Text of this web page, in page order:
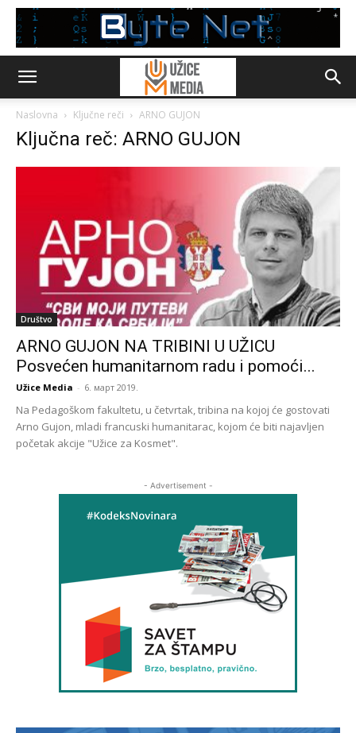
Naslovna Ključne reči ARNO GUJON
Ključna reč: ARNO GUJON
Društvo
ARNO GUJON NA TRIBINI U UŽICU
Posvećen humanitarnom radu i pomoći...
Užice Media - 6. март 2019.
Na Pedagoškom fakultetu, u četvrtak, tribina na kojoj će gostovati
Arno Gujon, mladi francuski humanitarac, kojom će biti najavljen
početak akcije "Užice za Kosmet".
- Advertisement -